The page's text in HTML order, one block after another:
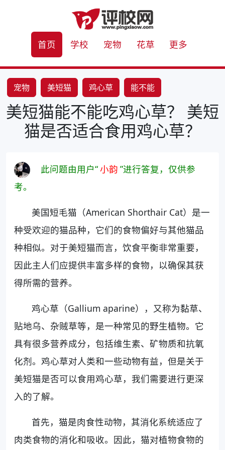
首页 学校 宠物 花草 更多
宠物 美短猫 鸡心草 能不能
美短猫能不能吃鸡心草？ 美短
猫是否适合食用鸡心草？
此问题由用户“小韵 ”进行答复，仅供参
考。
美国短毛猫（American Shorthair Cat）是一
种受欢迎的猫品种，它们的食物偏好与其他猫品
种相似。对于美短猫而言，饮食平衡非常重要，
因此主人们应提供丰富多样的食物，以确保其获
得所需的营养。
鸡心草（Gallium aparine），又称为黏草、
贴地乌、杂贼草等，是一种常见的野生植物。它
具有很多营养成分，包括维生素、矿物质和抗氧
化剂。鸡心草对人类和一些动物有益，但是关于
美短猫是否可以食用鸡心草，我们需要进行更深
入的了解。
首先，猫是肉食性动物，其消化系统适应了
肉类食物的消化和吸收。因此，猫对植物食物的